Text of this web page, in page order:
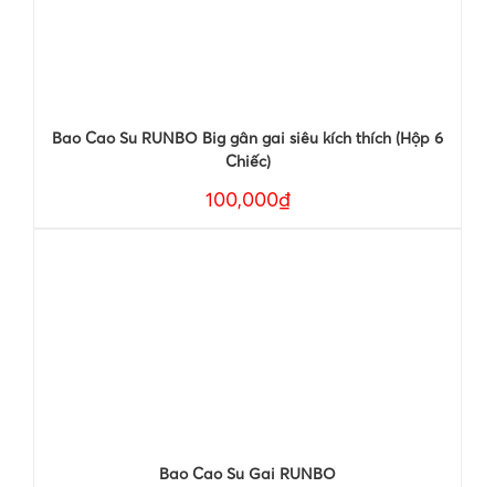
Bao Cao Su RUNBO Big gân gai siêu kích thích (Hộp 6
Chiếc)
100,000₫
Bao Cao Su Gai RUNBO